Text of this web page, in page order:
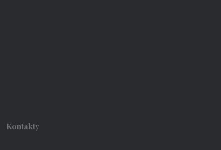
Kontakty